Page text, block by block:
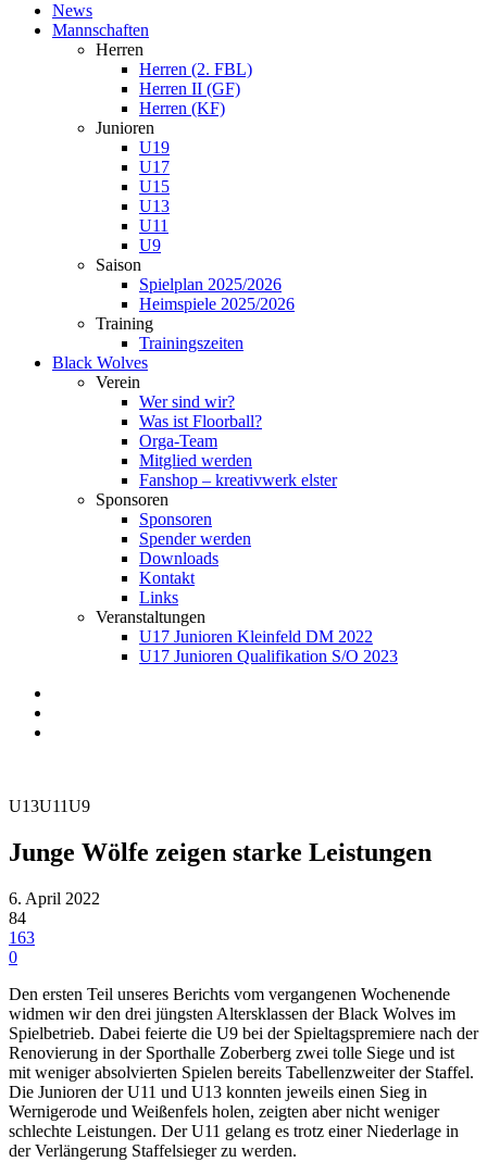
News
Mannschaften
Herren
Herren (2. FBL)
Herren II (GF)
Herren (KF)
Junioren
U19
U17
U15
U13
U11
U9
Saison
Spielplan 2025/2026
Heimspiele 2025/2026
Training
Trainingszeiten
Black Wolves
Verein
Wer sind wir?
Was ist Floorball?
Orga-Team
Mitglied werden
Fanshop – kreativwerk elster
Sponsoren
Sponsoren
Spender werden
Downloads
Kontakt
Links
Veranstaltungen
U17 Junioren Kleinfeld DM 2022
U17 Junioren Qualifikation S/O 2023
U13U11U9
Junge Wölfe zeigen starke Leistungen
6. April 2022
84
163
0
Den ersten Teil unseres Berichts vom vergangenen Wochenende
widmen wir den drei jüngsten Altersklassen der Black Wolves im
Spielbetrieb. Dabei feierte die U9 bei der Spieltagspremiere nach der
Renovierung in der Sporthalle Zoberberg zwei tolle Siege und ist
mit weniger absolvierten Spielen bereits Tabellenzweiter der Staffel.
Die Junioren der U11 und U13 konnten jeweils einen Sieg in
Wernigerode und Weißenfels holen, zeigten aber nicht weniger
schlechte Leistungen. Der U11 gelang es trotz einer Niederlage in
der Verlängerung Staffelsieger zu werden.